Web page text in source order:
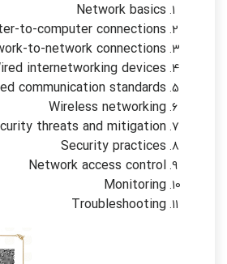
Network basics
to-computer connections
to-network connections
internetworking devices
communication standards
Wireless networking
threats and mitigation
Security practices
Network access control
Monitoring
Troubleshooting